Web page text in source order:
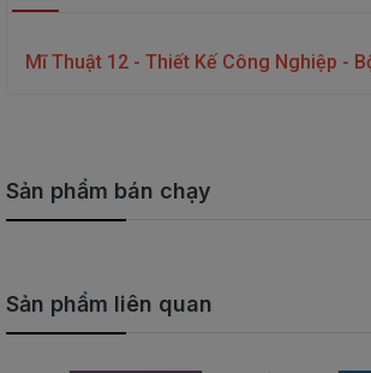
Mĩ Thuật 12 - Thiết Kế Công Nghiệp -
Sản phẩm bán chạy
Sản phẩm liên quan